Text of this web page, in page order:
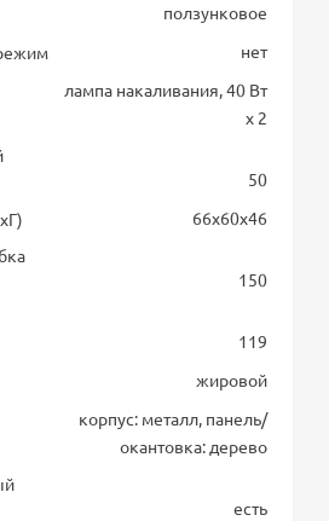
ползунковое
нет
лампа накаливания, 40 Вт
х 2
50
66х60х46
150
119
жировой
корпус: металл, панель/
окантовка: дерево
есть